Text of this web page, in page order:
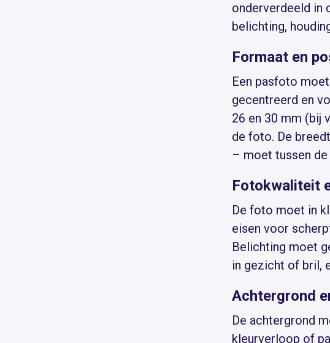
onderverdeeld in
belichting,
Formaat en
Een pasfoto
gecentreerd en
26 en 30 mm (bij
de foto. De
– moet tussen
Fotokwaliteit
De foto moet in
eisen voor
Belichting moet
in gezicht of bril,
Achtergrond
De achtergrond
kleurverloop of